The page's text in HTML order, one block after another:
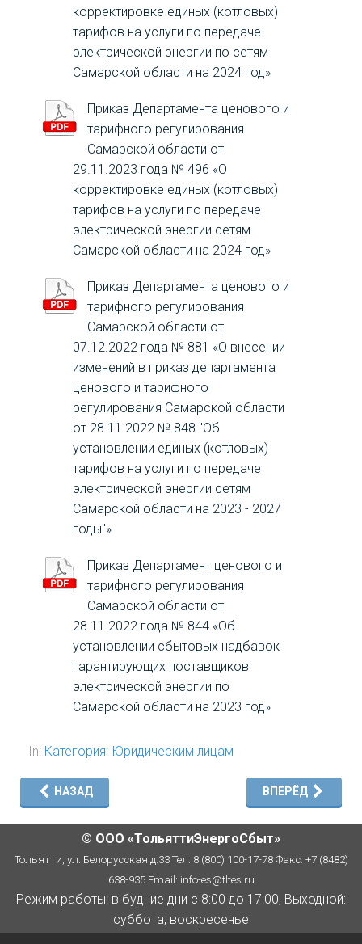
корректировке единых (котловых)
тарифов на услуги по передаче
электрической энергии по сетям
Самарской области на 2024 год»
Приказ Департамента ценового и
тарифного регулирования
Самарской области от
29.11.2023 года № 496 «О
корректировке единых (котловых)
тарифов на услуги по передаче
электрической энергии сетям
Самарской области на 2024 год»
Приказ Департамента ценового и
тарифного регулирования
Самарской области от
07.12.2022 года № 881 «О внесении
изменений в приказ департамента
ценового и тарифного
регулирования Самарской области
от 28.11.2022 № 848 "Об
установлении единых (котловых)
тарифов на услуги по передаче
электрической энергии сетям
Самарской области на 2023 - 2027
годы"»
Приказ Департамент ценового и
тарифного регулирования
Самарской области от
28.11.2022 года № 844 «Об
установлении сбытовых надбавок
гарантирующих поставщиков
электрической энергии по
Самарской области на 2023 год»
In: Категория: Юридическим лицам
НАЗАД ВПЕРЁД
© ООО «ТольяттиЭнергоСбыт»
Тольятти, ул. Белорусская д.33 Тел: 8 (800) 100-17-78 Факс: +7 (8482)
638-935 Email: info-es@tltes.ru
Режим работы: в будние дни с 8:00 до 17:00, Выходной:
суббота, воскресенье